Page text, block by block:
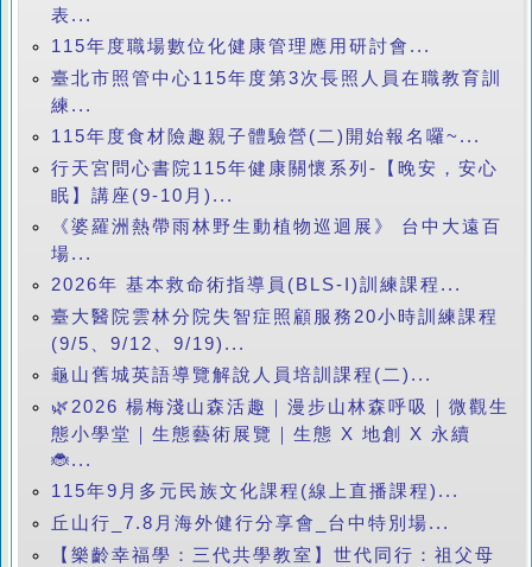
表...
115年度職場數位化健康管理應用研討會...
臺北市照管中心115年度第3次長照人員在職教育訓
練...
115年度食材險趣親子體驗營(二)開始報名囉~...
行天宮問心書院115年健康關懷系列-【晚安，安心
眠】講座(9-10月)...
《婆羅洲熱帶雨林野生動植物巡迴展》 台中大遠百
場...
2026年 基本救命術指導員(BLS-I)訓練課程...
臺大醫院雲林分院失智症照顧服務20小時訓練課程
(9/5、9/12、9/19)...
龜山舊城英語導覽解說人員培訓課程(二)...
🌿2026 楊梅淺山森活趣｜漫步山林森呼吸｜微觀生
態小學堂｜生態藝術展覽｜生態 X 地創 X 永續
🐞...
115年9月多元民族文化課程(線上直播課程)...
丘山行_7.8月海外健行分享會_台中特別場...
【樂齡幸福學：三代共學教室】世代同行：祖父母